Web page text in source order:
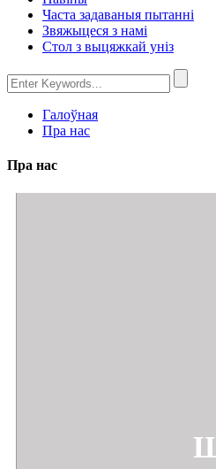
Часта задаваныя пытанні
Звяжыцеся з намі
Стол з выцяжкай уніз
Галоўная
Пра нас
Пра нас